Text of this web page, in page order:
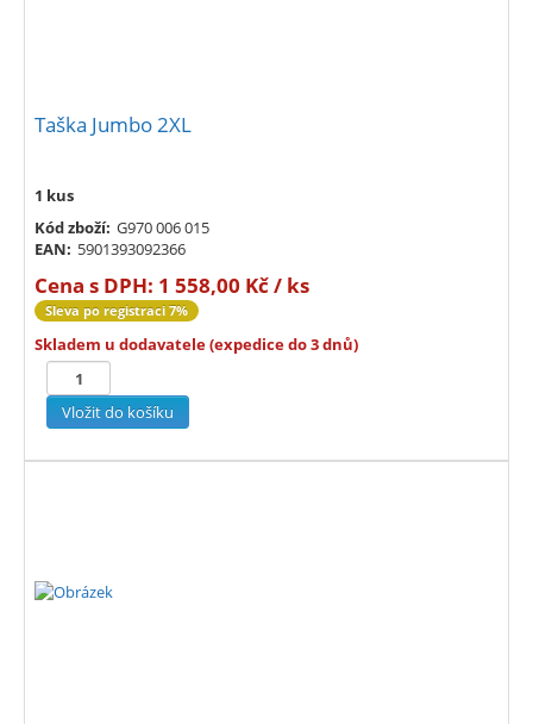
Taška Jumbo 2XL
1 kus
Kód zboží: G970 006 015
EAN: 5901393092366
Cena s DPH: 1 558,00 Kč / ks
Sleva po registraci 7%
Skladem u dodavatele (expedice do 3 dnů)